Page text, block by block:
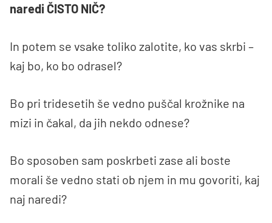
naredi ČISTO NIČ?
In potem se vsake toliko zalotite, ko vas skrbi –
kaj bo, ko bo odrasel?
Bo pri tridesetih še vedno puščal krožnike na
mizi in čakal, da jih nekdo odnese?
Bo sposoben sam poskrbeti zase ali boste
morali še vedno stati ob njem in mu govoriti, kaj
naj naredi?